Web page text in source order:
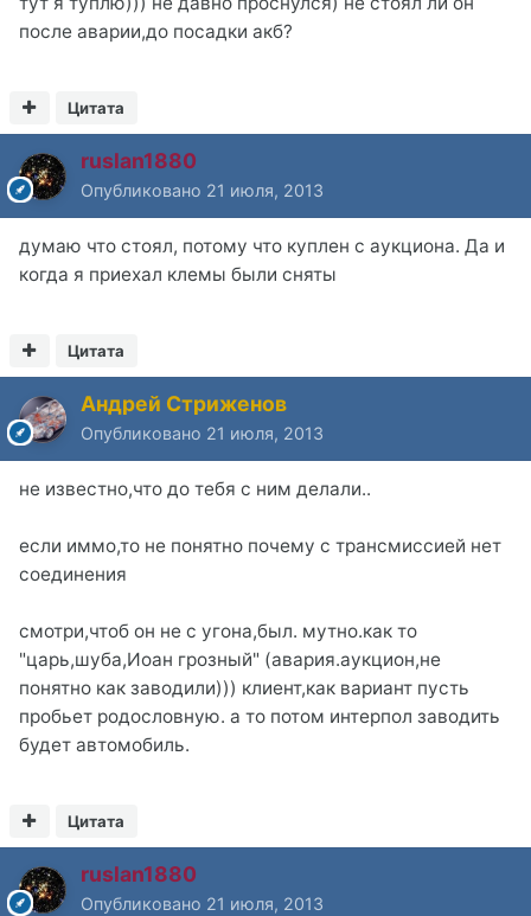
после аварии,до посадки акб?
Цитата
ruslan1880
Опубликовано 21 июля, 2013
думаю что стоял, потому что куплен с аукциона. Да и
когда я приехал клемы были сняты
Цитата
Андрей Стриженов
Опубликовано 21 июля, 2013
не известно,что до тебя с ним делали..
если иммо,то не понятно почему с трансмиссией нет
соединения
смотри,чтоб он не с угона,был. мутно.как то
"царь,шуба,Иоан грозный" (авария.аукцион,не
понятно как заводили))) клиент,как вариант пусть
пробьет родословную. а то потом интерпол заводить
будет автомобиль.
Цитата
ruslan1880
Опубликовано 21 июля, 2013